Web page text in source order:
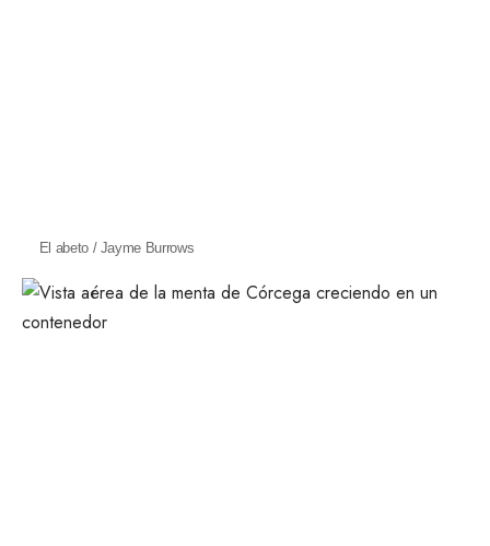
El abeto / Jayme Burrows